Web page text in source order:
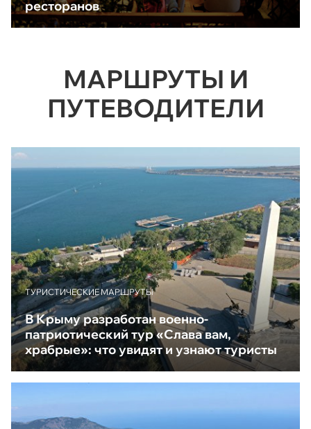
ресторанов
МАРШРУТЫ И
ПУТЕВОДИТЕЛИ
ТУРИСТИЧЕСКИЕ МАРШРУТЫ
В Крыму разработан военно-
патриотический тур «Слава вам,
храбрые»: что увидят и узнают туристы